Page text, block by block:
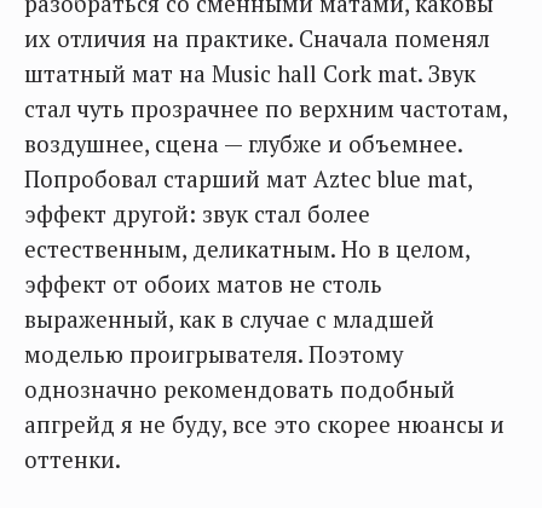
их отличия на практике. Сначала поменял
штатный мат на Music hall Cork mat. Звук
стал чуть прозрачнее по верхним частотам,
воздушнее, сцена — глубже и объемнее.
Попробовал старший мат Aztec blue mat,
эффект другой: звук стал более
естественным, деликатным. Но в целом,
эффект от обоих матов не столь
выраженный, как в случае с младшей
моделью проигрывателя. Поэтому
однозначно рекомендовать подобный
апгрейд я не буду, все это скорее нюансы и
оттенки.